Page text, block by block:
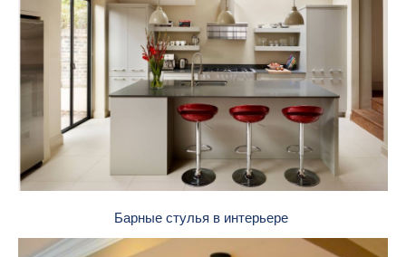
Барные стулья в интерьере